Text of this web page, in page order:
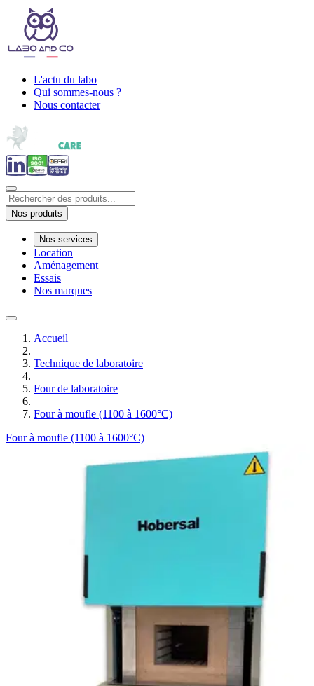
L'actu du labo
Qui sommes-nous ?
Nous contacter
Nos produits
Nos services
Location
Aménagement
Essais
Nos marques
Accueil
Technique de laboratoire
Four de laboratoire
Four à moufle (1100 à 1600°C)
Four à moufle (1100 à 1600°C)